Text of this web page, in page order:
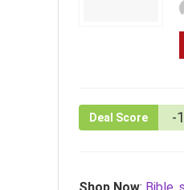
Deal Score -1